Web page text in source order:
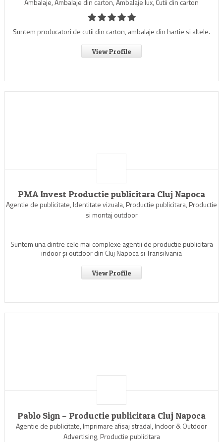
Ambalaje, Ambalaje din carton, Ambalaje lux, Cutii din carton
Suntem producatori de cutii din carton, ambalaje din hartie si altele.
View Profile
PMA Invest Productie publicitara Cluj Napoca
Agentie de publicitate, Identitate vizuala, Productie publicitara, Productie
si montaj outdoor
Suntem una dintre cele mai complexe agentii de productie publicitara
indoor şi outdoor din Cluj Napoca si Transilvania
View Profile
Pablo Sign – Productie publicitara Cluj Napoca
Agentie de publicitate, Imprimare afisaj stradal, Indoor & Outdoor
Advertising, Productie publicitara